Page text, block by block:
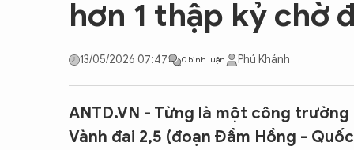
CON ĐƯỜNG KHỞI NGHIỆP
hơn 1 thập kỷ chờ
13/05/2026 07:47 0 bình luận Phú Khánh
ANTD.VN - Từng là một công
Vành đai 2,5 (đoạn Đầm Hồng -